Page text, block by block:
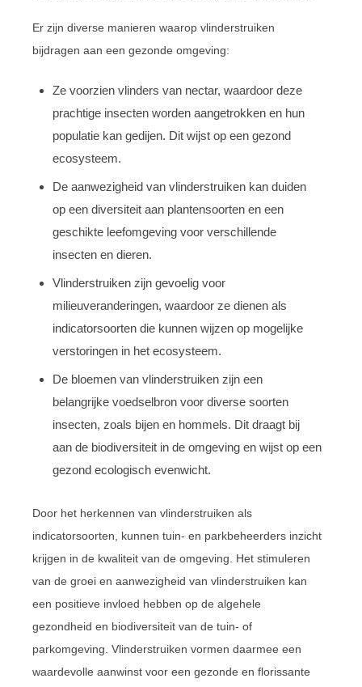
Er zijn diverse manieren waarop vlinderstruiken
bijdragen aan een gezonde omgeving:
Ze voorzien vlinders van nectar, waardoor deze
prachtige insecten worden aangetrokken en hun
populatie kan gedijen. Dit wijst op een gezond
ecosysteem.
De aanwezigheid van vlinderstruiken kan duiden
op een diversiteit aan plantensoorten en een
geschikte leefomgeving voor verschillende
insecten en dieren.
Vlinderstruiken zijn gevoelig voor
milieuveranderingen, waardoor ze dienen als
indicatorsoorten die kunnen wijzen op mogelijke
verstoringen in het ecosysteem.
De bloemen van vlinderstruiken zijn een
belangrijke voedselbron voor diverse soorten
insecten, zoals bijen en hommels. Dit draagt bij
aan de biodiversiteit in de omgeving en wijst op een
gezond ecologisch evenwicht.
Door het herkennen van vlinderstruiken als
indicatorsoorten, kunnen tuin- en parkbeheerders inzicht
krijgen in de kwaliteit van de omgeving. Het stimuleren
van de groei en aanwezigheid van vlinderstruiken kan
een positieve invloed hebben op de algehele
gezondheid en biodiversiteit van de tuin- of
parkomgeving. Vlinderstruiken vormen daarmee een
waardevolle aanwinst voor een gezonde en florissante